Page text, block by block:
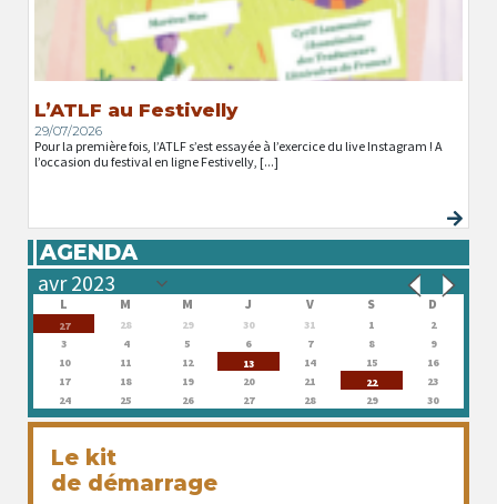
L’ATLF au Festivelly
29/07/2026
Pour la première fois, l’ATLF s’est essayée à l’exercice du live Instagram ! A
l’occasion du festival en ligne Festivelly, [...]
AGENDA
L M M J V S D
27 28 29 30 31 1
2
3
4 5 6 7 8
9
10
11 12 13 14 15
16
17
18 19 20 21 22
23
24
25 26 27 28 29 30
Le kit
de démarrage